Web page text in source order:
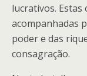
lucrativos.
acompanhadas
poder e das
consagração.